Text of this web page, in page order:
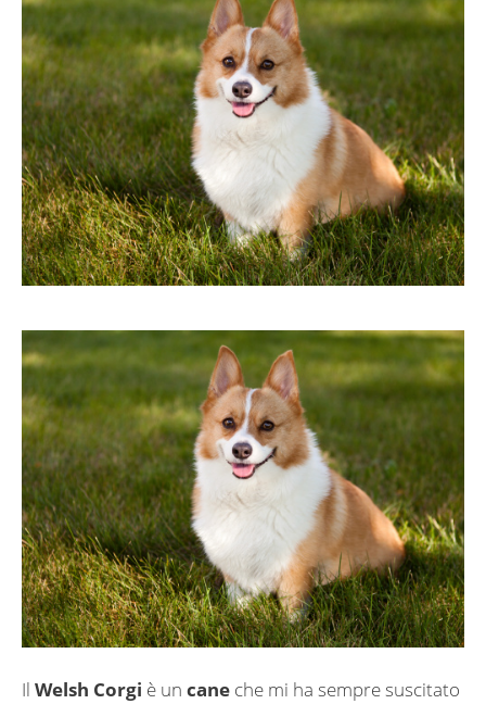
Il Welsh Corgi è un cane che mi ha sempre suscitato